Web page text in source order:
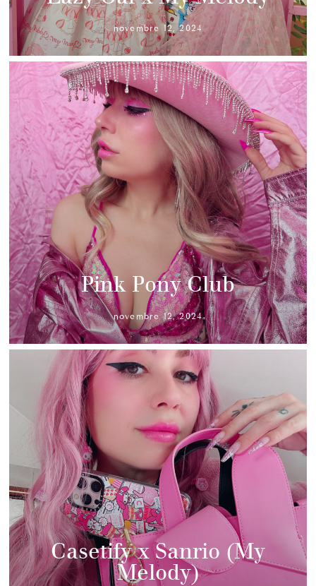
novembre 12, 2024
Pink Pony Club
novembre 12, 2024
Casetify x Sanrio (My
Melody)